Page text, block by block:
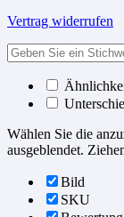
Vertrag widerrufen
Wählen Sie die
ausgeblendet.
Bild
SKU